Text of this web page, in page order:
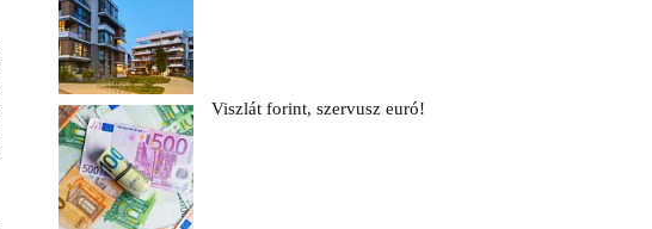
Viszlát forint, szervusz euró!